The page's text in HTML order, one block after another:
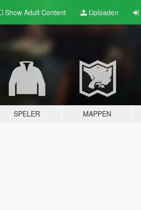
Show Adult Content Uploaden
SPELER MAPPEN